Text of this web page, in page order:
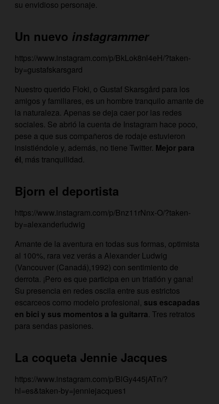
su envidioso personaje.
Un nuevo instagrammer
https://www.instagram.com/p/BkLok8nl4eH/?taken-
by=gustafskarsgard
Nuestro querido Floki, o Gustaf Skarsgård para los
amigos y familiares, es un hombre tranquilo amante de
la naturaleza. Apenas se deja caer por las redes
sociales. Se abrió la cuenta de Instagram hace poco,
pese a que sus compañeros de rodaje estuvieron
insistiéndole y, además, no tiene Twitter. Mejor para
él, más tranquilidad.
Bjorn el deportista
https://www.instagram.com/p/Bnz11rNnx-O/?taken-
by=alexanderludwig
Amante de la aventura en todas sus formas, optimista
al 100%, rara vez verás a Alexander Ludwig
(Vancouver (Canadá),1992) con sentimiento de
derrota. ¡Pero es que participa en un triatlón y gana!
Su presencia en redes oscila entre sus estrictos
escarceos como modelo profesional, sus escapadas
en bici y sus momentos a la guitarra. Tres retratos
para sendas pasiones.
La coqueta Jennie Jacques
https://www.instagram.com/p/BlGy445jATn/?
hl=es&taken-by=jenniejacques1